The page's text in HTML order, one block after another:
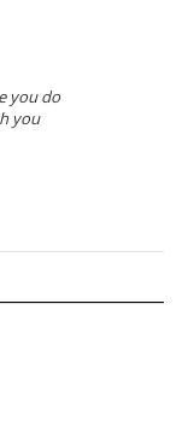
you do
you